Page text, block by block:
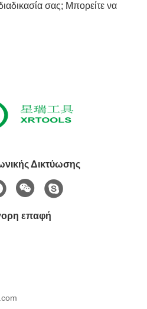
σας; Μπορείτε να
Δικτύωσης
επαφή